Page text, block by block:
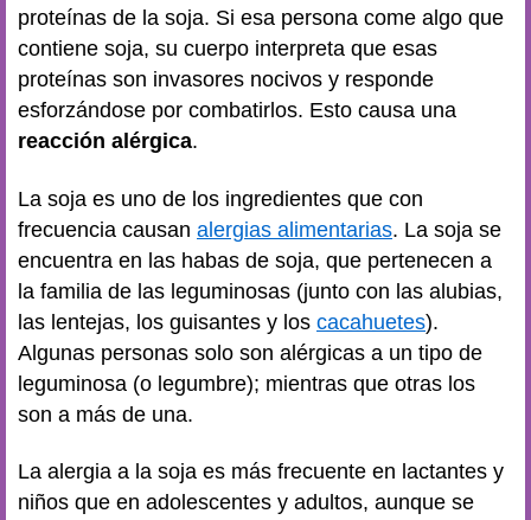
proteínas de la soja. Si esa persona come algo que
contiene soja, su cuerpo interpreta que esas
proteínas son invasores nocivos y responde
esforzándose por combatirlos. Esto causa una
reacción alérgica.
La soja es uno de los ingredientes que con
frecuencia causan alergias alimentarias. La soja se
encuentra en las habas de soja, que pertenecen a
la familia de las leguminosas (junto con las alubias,
las lentejas, los guisantes y los cacahuetes).
Algunas personas solo son alérgicas a un tipo de
leguminosa (o legumbre); mientras que otras los
son a más de una.
La alergia a la soja es más frecuente en lactantes y
niños que en adolescentes y adultos, aunque se